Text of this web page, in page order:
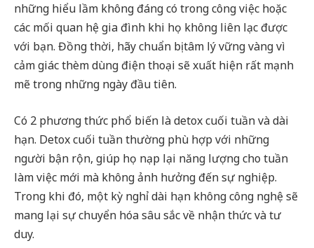
những hiểu lầm không đáng có trong công việc hoặc
các mối quan hệ gia đình khi họ không liên lạc được
với bạn. Đồng thời, hãy chuẩn bị tâm lý vững vàng vì
cảm giác thèm dùng điện thoại sẽ xuất hiện rất mạnh
mẽ trong những ngày đầu tiên.
Có 2 phương thức phổ biến là detox cuối tuần và dài
hạn. Detox cuối tuần thường phù hợp với những
người bận rộn, giúp họ nạp lại năng lượng cho tuần
làm việc mới mà không ảnh hưởng đến sự nghiệp.
Trong khi đó, một kỳ nghỉ dài hạn không công nghệ sẽ
mang lại sự chuyển hóa sâu sắc về nhận thức và tư
duy.